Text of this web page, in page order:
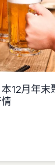
12月年末